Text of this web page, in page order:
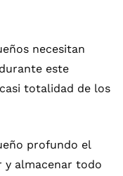
necesitan
este
totalidad de los
profundo el
y almacenar todo